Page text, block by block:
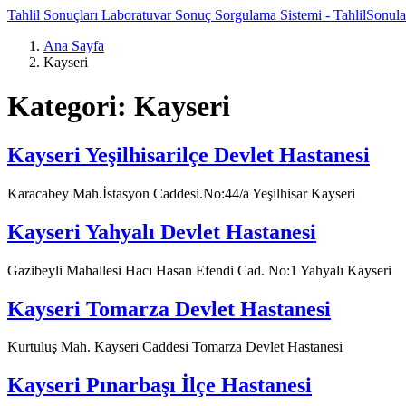
Tahlil Sonuçları Laboratuvar Sonuç Sorgulama Sistemi -
Ana Sayfa
Kayseri
Kategori: Kayseri
Kayseri Yeşilhisarilçe Devlet Hastanesi
Karacabey Mah.İstasyon Caddesi.No:44/a Yeşilhisar Kayseri
Kayseri Yahyalı Devlet Hastanesi
Gazibeyli Mahallesi Hacı Hasan Efendi Cad. No:1 Yahyalı Kayseri
Kayseri Tomarza Devlet Hastanesi
Kurtuluş Mah. Kayseri Caddesi Tomarza Devlet Hastanesi
Kayseri Pınarbaşı İlçe Hastanesi